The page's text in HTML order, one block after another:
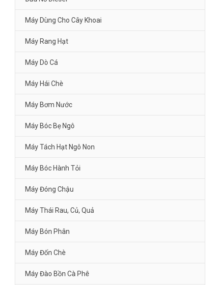
Máy Dùng Cho Cây Khoai
Máy Rang Hạt
Máy Dò Cá
Máy Hái Chè
Máy Bơm Nước
Máy Bóc Bẹ Ngô
Máy Tách Hạt Ngô Non
Máy Bóc Hành Tỏi
Máy Đóng Chậu
Máy Thái Rau, Củ, Quả
Máy Bón Phân
Máy Đốn Chè
Máy Đào Bồn Cà Phê